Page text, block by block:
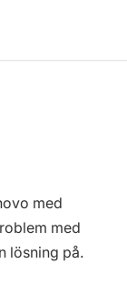
med
med
lösning på.